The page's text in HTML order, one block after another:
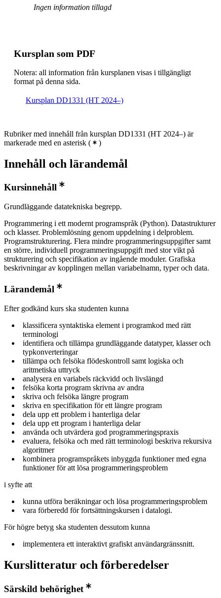
Ingen information tillagd
Kursplan som PDF
Notera: all information från kursplanen visas i tillgängligt
format på denna sida.
Kursplan DD1331 (HT 2024–)
Rubriker med innehåll från kursplan DD1331 (HT 2024–) är
markerade med en asterisk ( )
Innehåll och lärandemål
Kursinnehåll
Grundläggande datatekniska begrepp.
Programmering i ett modernt programspråk (Python). Datastrukturer
och klasser. Problemlösning genom uppdelning i delproblem.
Programstrukturering. Flera mindre programmeringsuppgifter samt
en större, individuell programmeringsuppgift med stor vikt på
strukturering och specifikation av ingående moduler. Grafiska
beskrivningar av kopplingen mellan variabelnamn, typer och data.
Lärandemål
Efter godkänd kurs ska studenten kunna
klassificera syntaktiska element i programkod med rätt
terminologi
identifiera och tillämpa grundläggande datatyper, klasser och
typkonverteringar
tillämpa och felsöka flödeskontroll samt logiska och
aritmetiska uttryck
analysera en variabels räckvidd och livslängd
felsöka korta program skrivna av andra
skriva och felsöka längre program
skriva en specifikation för ett längre program
dela upp ett problem i hanterliga delar
dela upp ett program i hanterliga delar
använda och utvärdera god programmeringspraxis
evaluera, felsöka och med rätt terminologi beskriva rekursiva
algoritmer
kombinera programspråkets inbyggda funktioner med egna
funktioner för att lösa programmeringsproblem
i syfte att
kunna utföra beräkningar och lösa programmeringsproblem
vara förberedd för fortsättningskursen i datalogi.
För högre betyg ska studenten dessutom kunna
implementera ett interaktivt grafiskt användargränssnitt.
Kurslitteratur och förberedelser
Särskild behörighet